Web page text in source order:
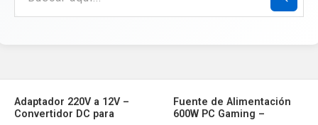
Adaptador 220V a 12V –
Convertidor DC para
Fuente de Alimentación
600W PC Gaming –